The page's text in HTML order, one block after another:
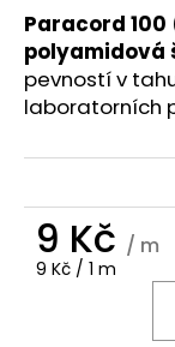
hvězdiček.
Paracord 100
polyamidová
pevností v
laboratorních
9 Kč / m
Měrná
9 Kč / 1 m
o
p
o